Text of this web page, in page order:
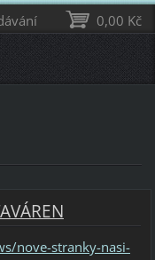
nove-stranky-nasi-
0,00 Kč